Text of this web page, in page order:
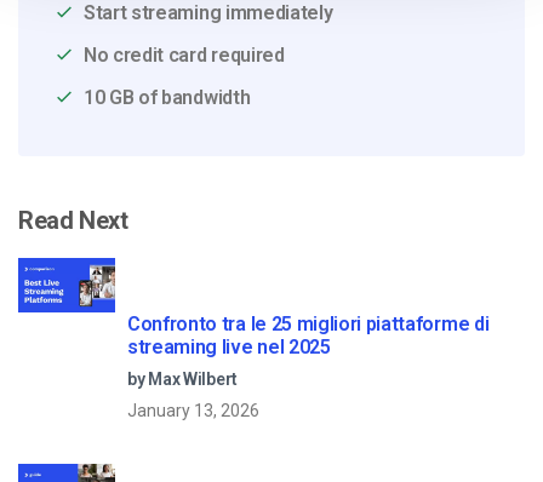
Start streaming immediately
No credit card required
10 GB of bandwidth
Read Next
Confronto tra le 25 migliori piattaforme di
streaming live nel 2025
by Max Wilbert
January 13, 2026